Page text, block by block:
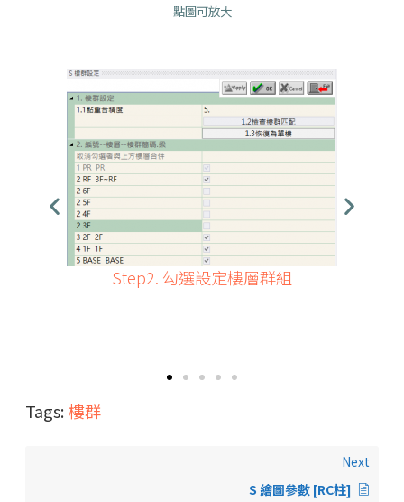
點圖可放大
Step2. 勾選設定樓層群組
Tags:樓群
Next
S 繪圖參數 [RC柱]